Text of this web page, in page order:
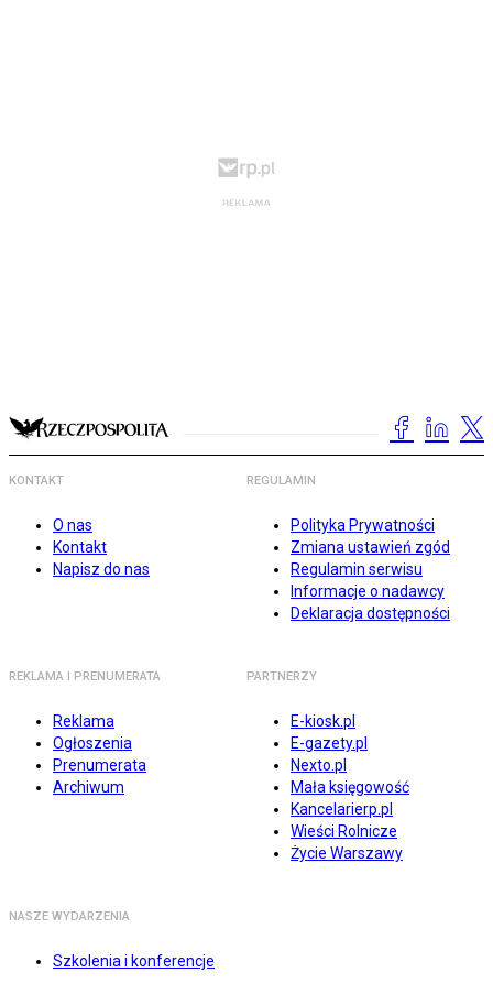
KONTAKT
O nas
Kontakt
Napisz do nas
REGULAMIN
Polityka Prywatności
Zmiana ustawień zgód
Regulamin serwisu
Informacje o nadawcy
Deklaracja dostępności
REKLAMA I PRENUMERATA
Reklama
Ogłoszenia
Prenumerata
Archiwum
PARTNERZY
E-kiosk.pl
E-gazety.pl
Nexto.pl
Mała księgowość
Kancelarierp.pl
Wieści Rolnicze
Życie Warszawy
NASZE WYDARZENIA
Szkolenia i konferencje